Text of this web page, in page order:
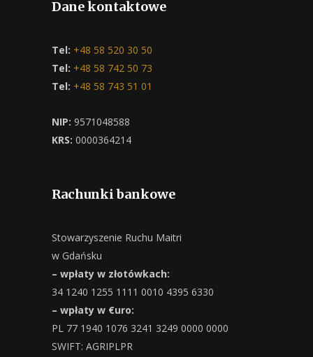
Dane kontaktowe
Tel: +48 58 520 30 50
Tel: +48 58 742 50 73
Tel: +48 58 743 51 01
NIP: 9571048588
KRS: 0000364214
Rachunki bankowe
Stowarzyszenie Ruchu Maitri
w Gdańsku
– wpłaty w złotówkach:
34 1240 1255 1111 0010 4395 6330
– wpłaty w €uro:
PL 77 1940 1076 3241 3249 0000 0000
SWIFT: AGRIPLPR